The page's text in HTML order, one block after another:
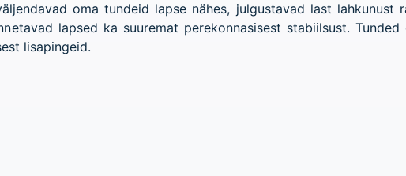
oma tundeid lapse nähes, julgustavad last lahkunust
lapsed ka suuremat perekonnasisest stabiilsust.
lisapingeid.